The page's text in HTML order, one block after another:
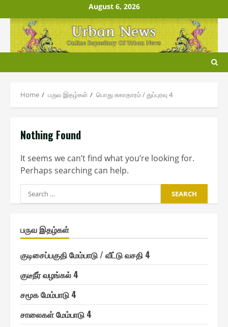
to
content
August 6, 2026
Home பருவ இதழ்கள் பொது சுகாதாரம் / துப்புரவு 4
Nothing Found
It seems we can’t find what you’re looking for.
Perhaps searching can help.
Search
for:
பருவ இதழ்கள்
குடிசைப்பகுதி மேம்பாடு / வீட்டு வசதி 4
குடீநீர் வழங்௧ல் 4
சமூ௧ மேம்பாடு 4
சாலை௧ள் மேம்பாடு 4